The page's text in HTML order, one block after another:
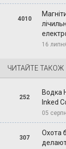
4010
16
ЧИТАЙТЕ ТАКОЖ
252
Водка
Inked
05
307
Охота